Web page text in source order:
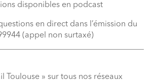
disponibles en podcast
en direct dans l’émission du
(appel non surtaxé)
Toulouse » sur tous nos réseaux